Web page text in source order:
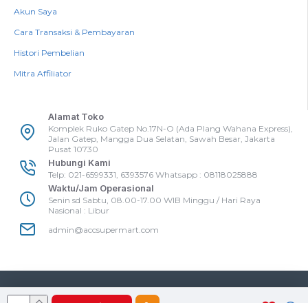
Akun Saya
Cara Transaksi & Pembayaran
Histori Pembelian
Mitra Affiliator
Alamat Toko
Komplek Ruko Gatep No.17N-O (Ada Plang Wahana Express),
Jalan Gatep, Mangga Dua Selatan, Sawah Besar, Jakarta
Pusat 10730
Hubungi Kami
Telp: 021-6599331, 6393576 Whatsapp : 08118025888
Waktu/Jam Operasional
Senin sd Sabtu, 08.00-17.00 WIB Minggu / Hari Raya
Nasional : Libur
admin@accsupermart.com
Accsupermart